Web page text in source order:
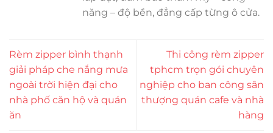
năng – độ bền, đẳng cấp từng ô cửa.
Rèm zipper bình thạnh
giải pháp che nắng mưa
ngoài trời hiện đại cho
nhà phố căn hộ và quán
ăn
Thi công rèm zipper
tphcm trọn gói chuyên
nghiệp cho ban công sân
thượng quán cafe và nhà
hàng